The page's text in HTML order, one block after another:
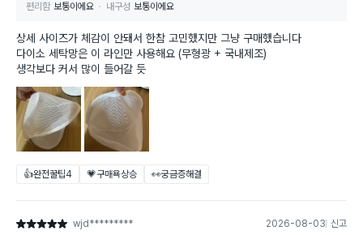
편리함 보통이에요 내구성 보통이에요
상세 사이즈가 체감이 안돼서 한참 고민했지만 그냥 구매했습니다
다이소 세탁망은 이 라인만 사용해요 (무형광 + 국내제조)
생각보다 커서 많이 들어갈 듯
👍완전꿀팁4 💗구매욕상승 👀궁금증해결
별점 5점 wjd********* 2026-08-03 신고